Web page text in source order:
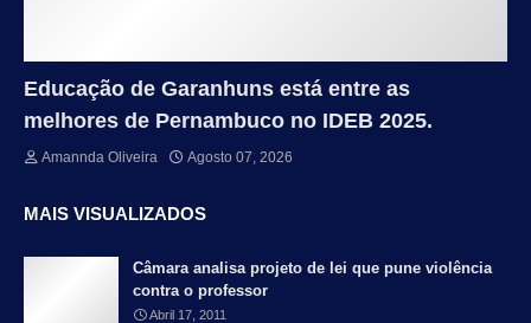
Educação de Garanhuns está entre as
melhores de Pernambuco no IDEB 2025.
Amannda Oliveira Agosto 07, 2026
MAIS VISUALIZADOS
Câmara analisa projeto de lei que pune violência
contra o professor
Abril 17, 2011